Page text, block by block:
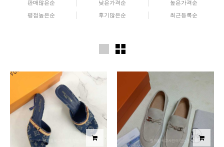
판매많은순 낮은가격순 높은가격순
평점높은순 후기많은순 최근등록순